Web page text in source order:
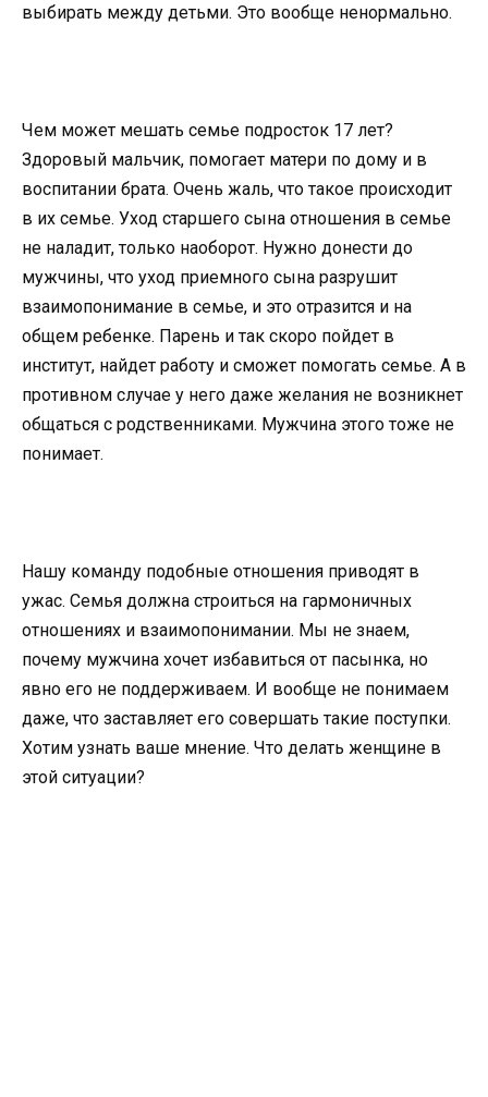
выбирать между детьми. Это вообще ненормально.
Чем может мешать семье подросток 17 лет?
Здоровый мальчик, помогает матери по дому и в
воспитании брата. Очень жаль, что такое происходит
в их семье. Уход старшего сына отношения в семье
не наладит, только наоборот. Нужно донести до
мужчины, что уход приемного сына разрушит
взаимопонимание в семье, и это отразится и на
общем ребенке. Парень и так скоро пойдет в
институт, найдет работу и сможет помогать семье. А в
противном случае у него даже желания не возникнет
общаться с родственниками. Мужчина этого тоже не
понимает.
Нашу команду подобные отношения приводят в
ужас. Семья должна строиться на гармоничных
отношениях и взаимопонимании. Мы не знаем,
почему мужчина хочет избавиться от пасынка, но
явно его не поддерживаем. И вообще не понимаем
даже, что заставляет его совершать такие поступки.
Хотим узнать ваше мнение. Что делать женщине в
этой ситуации?